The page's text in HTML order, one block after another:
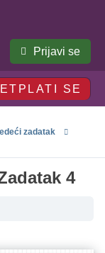
Prijavi se
SE
zadatak
4